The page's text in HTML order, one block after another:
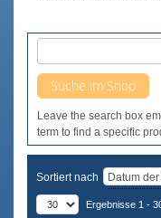
Leave the search box
term to find a specific
Sortiert nach Datum
Ergebnisse 1 -